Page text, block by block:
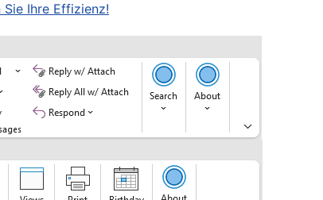
Ihre Effizienz!